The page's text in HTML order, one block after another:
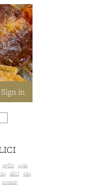
Sign in
aglio
aglio
alici
alto
arancio